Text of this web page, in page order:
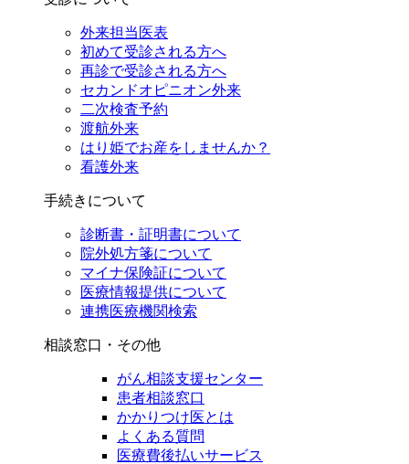
外来担当医表
初めて受診される方へ
再診で受診される方へ
セカンドオピニオン外来
二次検査予約
渡航外来
はり姫でお産をしませんか？
看護外来
手続きについて
診断書・証明書について
院外処方箋について
マイナ保険証について
医療情報提供について
連携医療機関検索
相談窓口・その他
がん相談支援センター
患者相談窓口
かかりつけ医とは
よくある質問
医療費後払いサービス